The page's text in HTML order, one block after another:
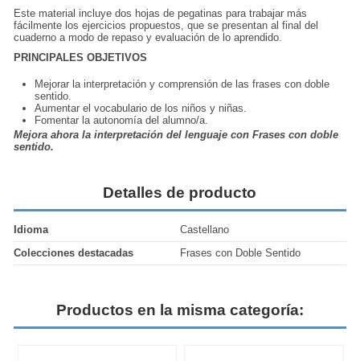
Este material incluye dos hojas de pegatinas para trabajar más
fácilmente los ejercicios propuestos, que se presentan al final del
cuaderno a modo de repaso y evaluación de lo aprendido.
PRINCIPALES OBJETIVOS
Mejorar la interpretación y comprensión de las frases con doble
sentido.
Aumentar el vocabulario de los niños y niñas.
Fomentar la autonomía del alumno/a.
Mejora ahora la interpretación del lenguaje con Frases con doble
sentido.
Detalles de producto
Idioma
Castellano
Colecciones destacadas
Frases con Doble Sentido
Productos en la misma categoría: